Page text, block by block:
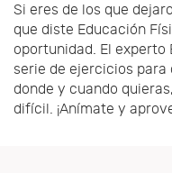
Si eres de los que
que diste Educación
oportunidad. El experto
serie de ejercicios para
donde y cuando
difícil. ¡Anímate y